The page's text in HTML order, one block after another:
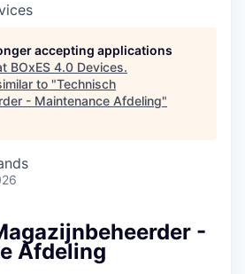
accepting applications
BOxES 4.0 Devices.
to "Technisch
- Maintenance Afdeling"
-
Afdeling